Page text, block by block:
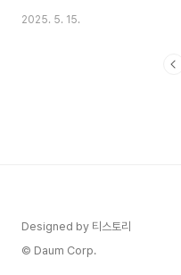
고양이들 간의 갈등을 줄이고 안정
열이 생기는 이유에 대해 자세히 알
2025. 5. 15.
Designed by 티스토리
© Daum Corp.